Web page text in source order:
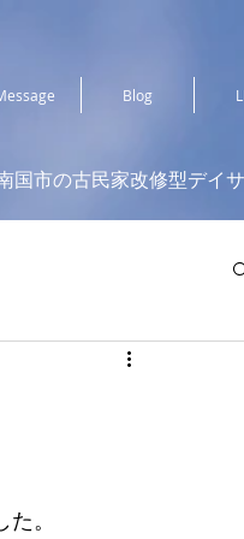
Blog
国市の古民家改修型デイ
。